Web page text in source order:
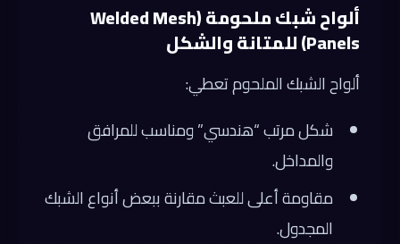
ألواح شبك ملحومة (Welded Mesh
Panels) للمتانة والشكل
ألواح الشبك الملحوم تعطي:
شكل مرتب “هندسي” ومناسب للمرافق
والمداخل.
مقاومة أعلى للعبث مقارنة ببعض أنواع الشبك
المجدول.